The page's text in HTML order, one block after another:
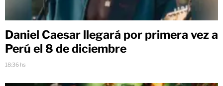
Daniel Caesar llegará por primera vez a
Perú el 8 de diciembre
18:36 hs